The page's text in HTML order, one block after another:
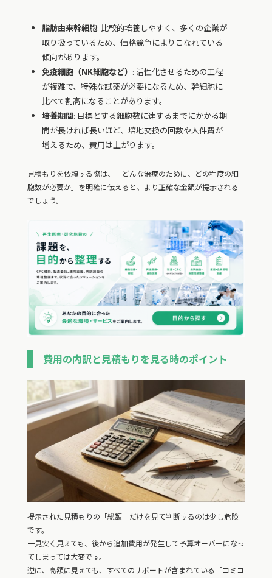
脂肪由来幹細胞: 比較的培養しやすく、多くの企業が
取り扱っているため、価格競争によりこなれている
傾向があります。
免疫細胞（NK細胞など） : 活性化させるための工程
が複雑で、特殊な試薬が必要になるため、幹細胞に
比べて割高になることがあります。
培養期間: 目標とする細胞数に達するまでにかかる期
間が長ければ長いほど、培地交換の回数や人件費が
増えるため、費用は上がります。
見積もりを依頼する際は、「どんな治療のために、どの程度の細
胞数が必要か」を明確に伝えると、より正確な金額が提示される
でしょう。
費用の内訳と見積もりを見る時のポイント
提示された見積もりの「総額」だけを見て判断するのは少し危険
です。
一見安く見えても、後から追加費用が発生して予算オーバーになっ
てしまっては大変です。
逆に、高額に見えても、すべてのサポートが含まれている「コミコ